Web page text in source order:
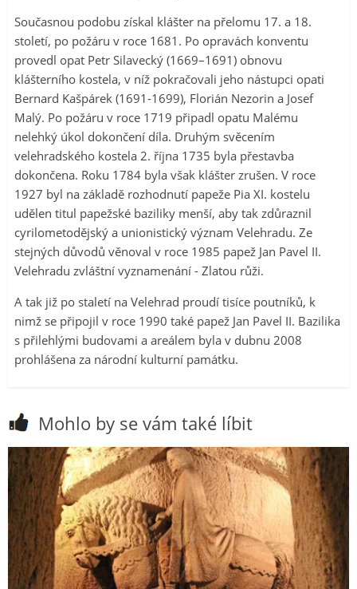
Současnou podobu získal klášter na přelomu 17. a 18.
století, po požáru v roce 1681. Po opravách konventu
provedl opat Petr Silavecký (1669–1691) obnovu
klášterního kostela, v níž pokračovali jeho nástupci opati
Bernard Kašpárek (1691-1699), Florián Nezorin a Josef
Malý. Po požáru v roce 1719 připadl opatu Malému
nelehký úkol dokončení díla. Druhým svěcením
velehradského kostela 2. října 1735 byla přestavba
dokončena. Roku 1784 byla však klášter zrušen. V roce
1927 byl na základě rozhodnutí papeže Pia XI. kostelu
udělen titul papežské baziliky menší, aby tak zdůraznil
cyrilometodějský a unionistický význam Velehradu. Ze
stejných důvodů věnoval v roce 1985 papež Jan Pavel II.
Velehradu zvláštní vyznamenání - Zlatou růži.
A tak již po staletí na Velehrad proudí tisíce poutníků, k
nimž se připojil v roce 1990 také papež Jan Pavel II. Bazilika
s přilehlými budovami a areálem byla v dubnu 2008
prohlášena za národní kulturní památku.
Mohlo by se vám také líbit